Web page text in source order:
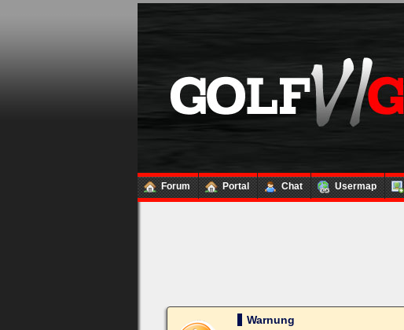
Forum Portal Chat Usermap
Loginbox
Trage
in
die
nachfolgenden
und
Kennwort
ein,
um
Warnung